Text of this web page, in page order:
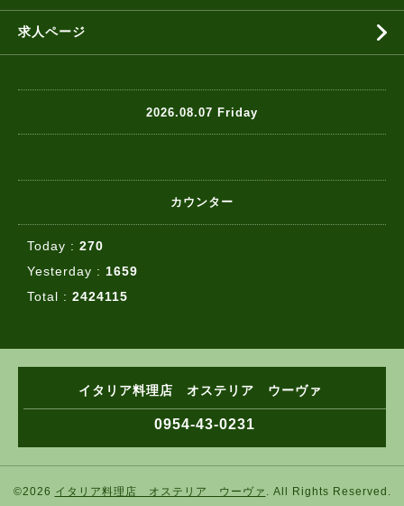
求人ページ
2026.08.07 Friday
カウンター
Today : 270
Yesterday : 1659
Total : 2424115
イタリア料理店 オステリア ウーヴァ
0954-43-0231
©2026 イタリア料理店 オステリア ウーヴァ . All Rights Reserved.